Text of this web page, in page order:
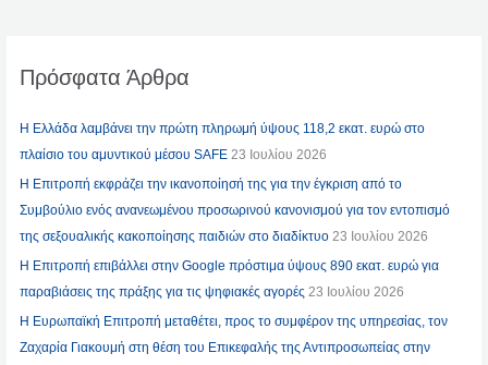
Πρόσφατα Άρθρα
Η Ελλάδα λαμβάνει την πρώτη πληρωμή ύψους 118,2 εκατ. ευρώ στο
πλαίσιο του αμυντικού μέσου SAFE 23 Ιουλίου 2026
Η Επιτροπή εκφράζει την ικανοποίησή της για την έγκριση από το
Συμβούλιο ενός ανανεωμένου προσωρινού κανονισμού για τον εντοπισμό
της σεξουαλικής κακοποίησης παιδιών στο διαδίκτυο 23 Ιουλίου 2026
Η Επιτροπή επιβάλλει στην Google πρόστιμα ύψους 890 εκατ. ευρώ για
παραβιάσεις της πράξης για τις ψηφιακές αγορές 23 Ιουλίου 2026
Η Ευρωπαϊκή Επιτροπή μεταθέτει, προς το συμφέρον της υπηρεσίας, τον
Ζαχαρία Γιακουμή στη θέση του Επικεφαλής της Αντιπροσωπείας στην